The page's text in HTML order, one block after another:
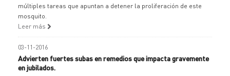
múltiples tareas que apuntan a detener la proliferación de este
mosquito.
Leer más
03-11-2016
Advierten fuertes subas en remedios que impacta gravemente
en jubilados.